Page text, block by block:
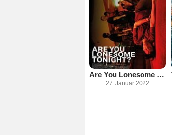
Are You Lonesome Tonight?
27. Januar 2022